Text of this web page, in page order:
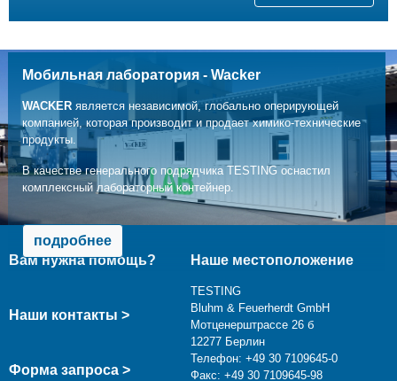
Мобильная лаборатория - Wacker
WACKERявляется независимой, глобально оперирующей
компанией, которая производит и продает химико-технические
продукты.
В качестве генерального подрядчика TESTING оснастил
комплексный лабораторный контейнер.
подробнее
Вам нужна помощь?
Наши контакты >
Форма запроса >
Наше местоположение
TESTING
Bluhm & Feuerherdt GmbH
Мотценерштрассе 26 б
12277 Берлин
Телефон: +49 30 7109645-0
Факс: +49 30 7109645-98